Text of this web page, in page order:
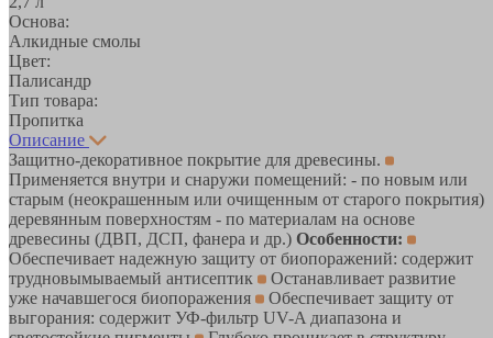
Основа:
Алкидные смолы
Цвет:
Палисандр
Тип товара:
Пропитка
Описание
Защитно-декоративное покрытие для древесины.
Применяется внутри и снаружи помещений: - по новым или
старым (неокрашенным или очищенным от старого покрытия)
деревянным поверхностям - по материалам на основе
древесины (ДВП, ДСП, фанера и др.) Особенности:
Обеспечивает надежную защиту от биопоражений: содержит
трудновымываемый антисептик
Останавливает развитие
уже начавшегося биопоражения
Обеспечивает защиту от
выгорания: содержит УФ-фильтр UV-A диапазона и